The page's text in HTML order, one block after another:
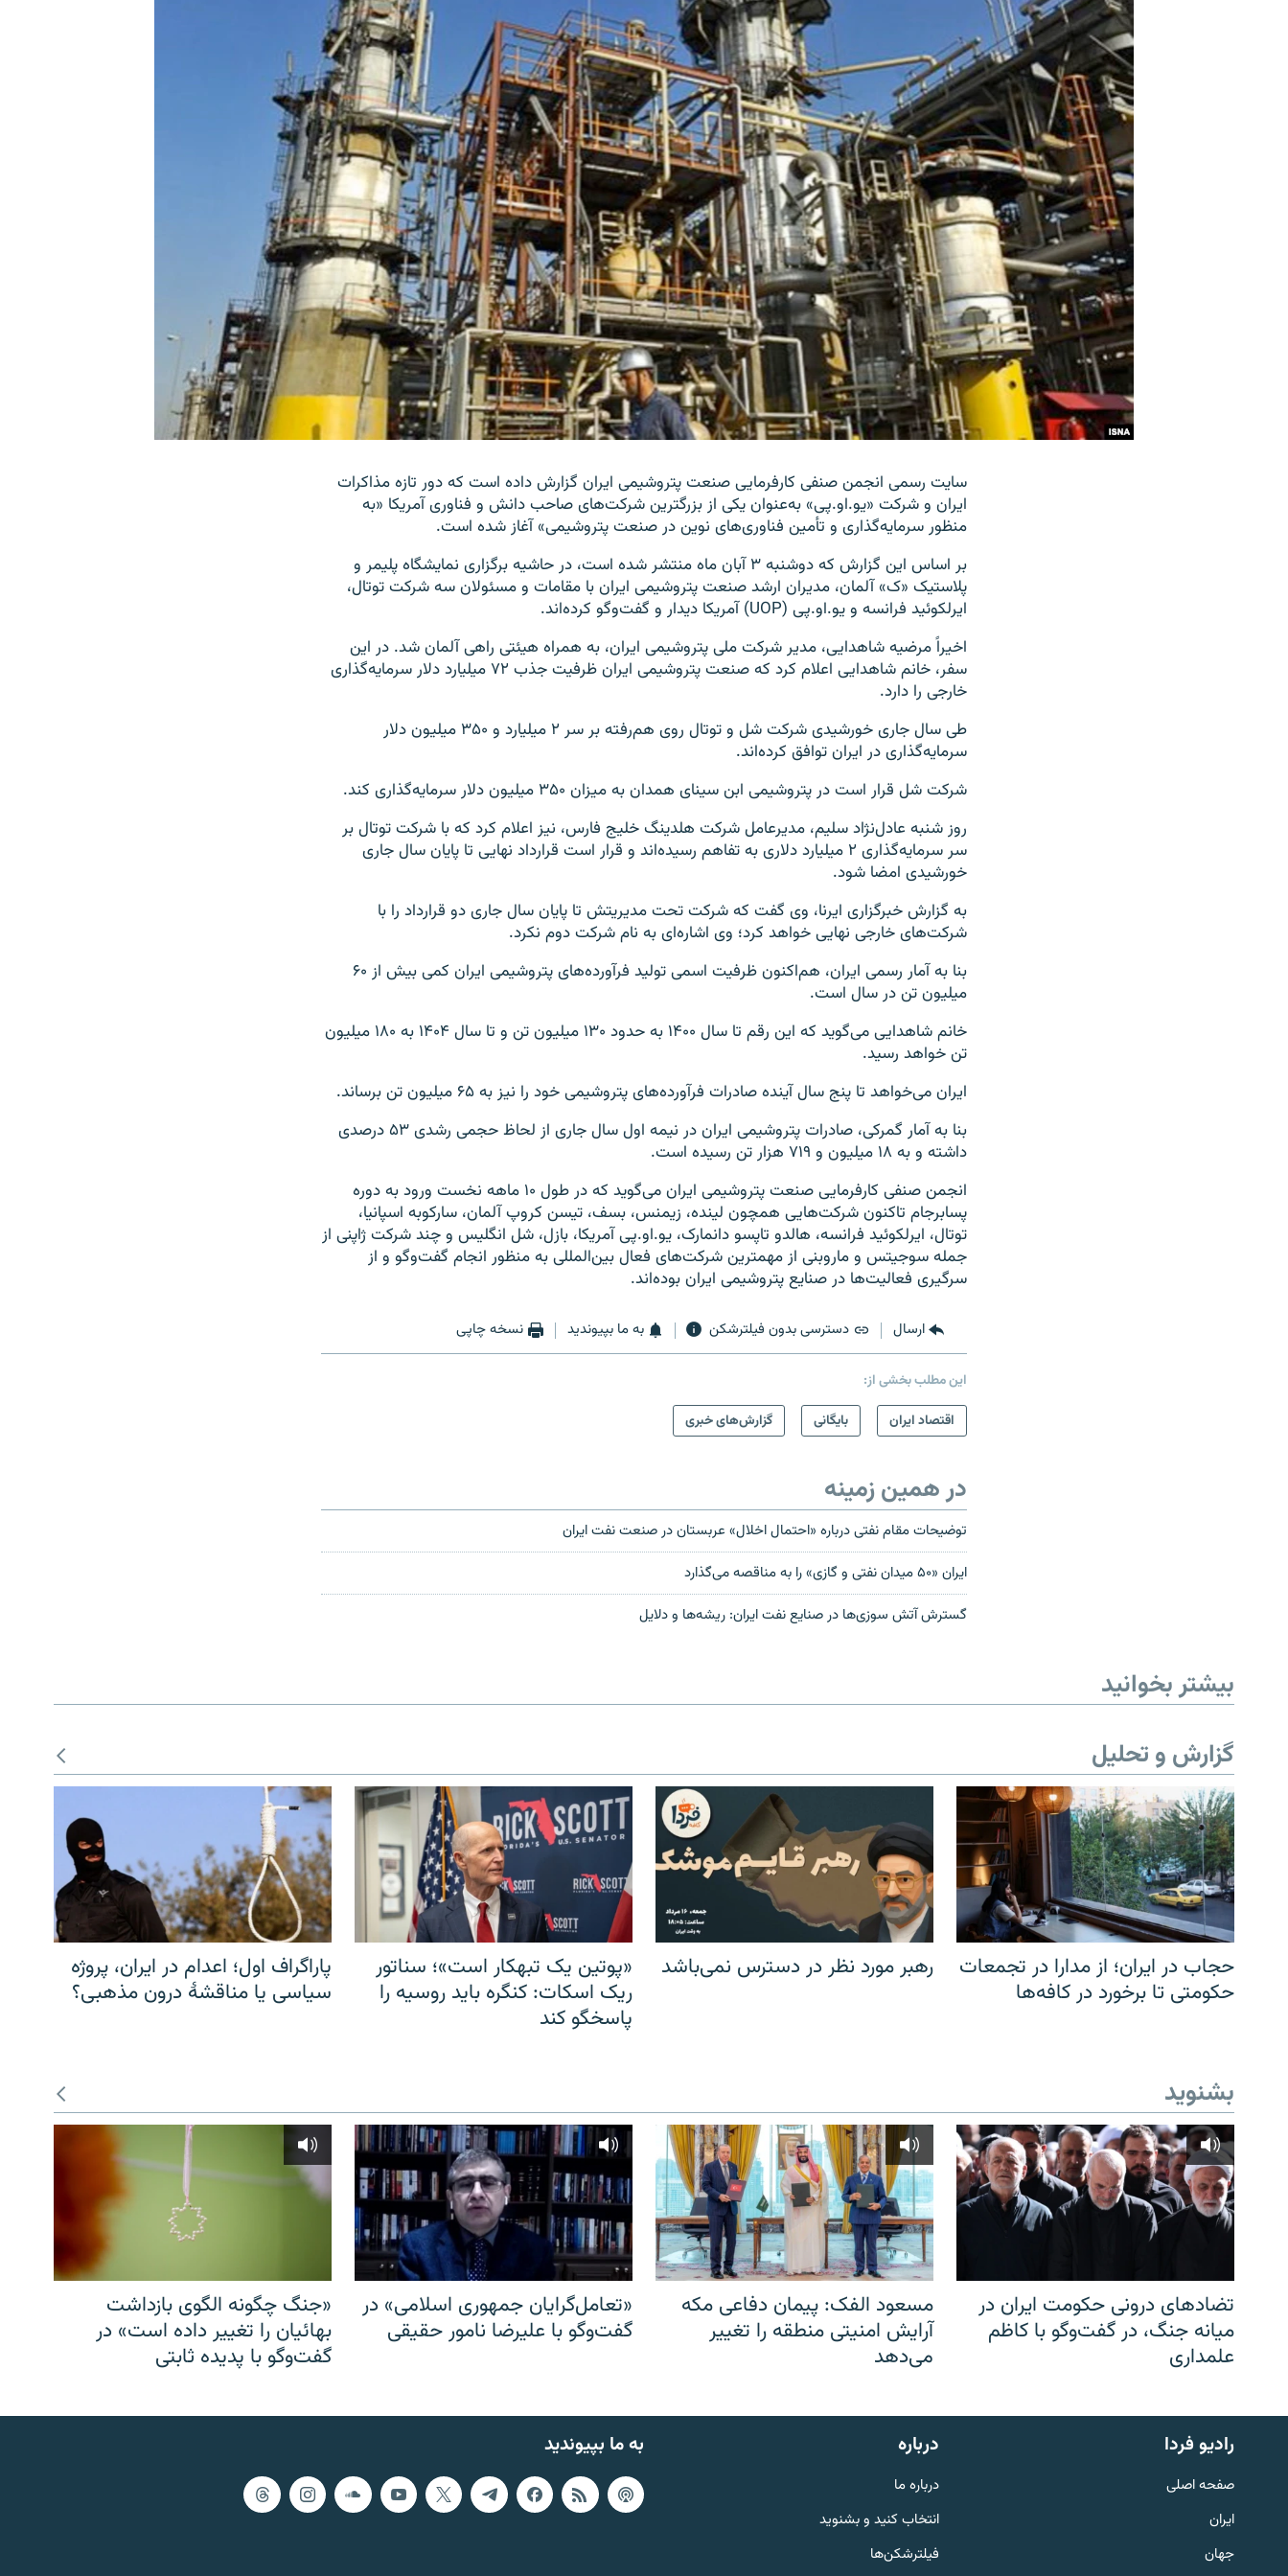
English
به ما بپیوندید
سایت رسمی انجمن صنفی کارفرمایی صنعت پتروشیمی ایران گزارش داده است که دور تازه مذاکرات
ایران و شرکت «یو.او.پی» به‌عنوان یکی از بزرگترین شرکت‌های صاحب دانش و فناوری آمریکا «به
منظور سرمایه‌گذاری و تأمین فناوری‌های نوین در صنعت پتروشیمی» آغاز شده است.
بر اساس این گزارش که دوشنبه ۳ آبان ماه منتشر شده است، در حاشیه برگزاری نمایشگاه پلیمر و
پلاستیک «ک» آلمان، مدیران ارشد صنعت پتروشیمی ایران با مقامات و مسئولان سه شرکت توتال،
ایرلکوئید فرانسه و یو.او.پی (UOP) آمریکا دیدار و گفت‌وگو کرده‌اند.
اخیراً مرضیه شاهدایی، مدیر شرکت ملی پتروشیمی ایران، به همراه هیئتی راهی آلمان شد. در این
سفر، خانم شاهدایی اعلام کرد که صنعت پتروشیمی ایران ظرفیت جذب ۷۲ میلیارد دلار سرمایه‌گذاری
خارجی را دارد.
طی سال جاری خورشیدی شرکت شل و توتال روی هم‌رفته بر سر ۲ میلیارد و ۳۵۰ میلیون دلار
سرمایه‌گذاری در ایران توافق کرده‌اند.
شرکت شل قرار است در پتروشیمی ابن سینای همدان به میزان ۳۵۰ میلیون دلار سرمایه‌گذاری کند.
روز شنبه عادل‌نژاد سلیم، مدیرعامل شرکت هلدینگ خلیج فارس، نیز اعلام کرد که با شرکت توتال بر
سر سرمایه‌گذاری ۲ میلیارد دلاری به تفاهم رسیده‌اند و قرار است قرارداد نهایی تا پایان سال جاری
خورشیدی امضا شود.
به گزارش خبرگزاری ایرنا، وی گفت که شرکت تحت مدیریتش تا پایان سال جاری دو قرارداد را با
شرکت‌های خارجی نهایی خواهد کرد؛ وی اشاره‌ای به نام شرکت دوم نکرد.
بنا به آمار رسمی ایران، هم‌اکنون ظرفیت اسمی تولید فرآورده‌های پتروشیمی ایران کمی بیش از ۶۰
میلیون تن در سال است.
خانم شاهدایی می‌گوید که این رقم تا سال ۱۴۰۰ به حدود ۱۳۰ میلیون تن و تا سال ۱۴۰۴ به ۱۸۰ میلیون
تن خواهد رسید.
ایران می‌خواهد تا پنج سال آینده صادرات فرآورده‌های پتروشیمی خود را نیز به ۶۵ میلیون تن برساند.
بنا به آمار گمرکی، صادرات پتروشیمی ایران در نیمه اول سال جاری از لحاظ حجمی رشدی ۵۳ درصدی
داشته و به ۱۸ میلیون و ۷۱۹ هزار تن رسیده است.
انجمن صنفی کارفرمایی صنعت پتروشیمی ایران می‌گوید که در طول ۱۰ ماهه نخست ورود به دوره
پسابرجام تاکنون شرکت‌هایی همچون لینده، زیمنس، بسف، تیسن کروپ آلمان، سارکوبه اسپانیا،
توتال، ایرلکوئید فرانسه، هالدو تاپسو دانمارک، یو.او.پی آمریکا، بازل، شل انگلیس و چند شرکت ژاپنی از
جمله سوجیتس و ماروبنی از مهمترین شرکت‌های فعال بین‌المللی به منظور انجام گفت‌وگو و از
سرگیری فعالیت‌ها در صنایع پتروشیمی ایران بوده‌اند.
ارسال دسترسی بدون فیلترشکن به ما بپیوندید نسخه چاپی
این مطلب بخشی از:
اقتصاد ایران
بایگانی گزارش‌های خبری
در همین زمینه
توضیحات مقام نفتی درباره «احتمال اخلال» عربستان در صنعت نفت ایران
ایران «۵۰ میدان نفتی و گازی» را به مناقصه می‌گذارد
گسترش آتش سوزی‌ها در صنایع نفت ایران: ریشه‌ها و دلایل
بیشتر بخوانید
گزارش و تحلیل
حجاب در ایران؛ از مدارا در تجمعات
حکومتی تا برخورد در کافه‌ها
رهبر مورد نظر در دسترس نمی‌باشد
«پوتین یک تبهکار است»؛ سناتور
ریک اسکات: کنگره باید روسیه را
پاسخگو کند
پاراگراف اول؛ اعدام در ایران، پروژه
سیاسی یا مناقشهٔ درون مذهبی؟
بشنوید
تضادهای درونی حکومت ایران در
میانه جنگ، در گفت‌‌وگو با کاظم
علمداری
مسعود الفک: پیمان دفاعی مکه
آرایش امنیتی منطقه را تغییر
می‌دهد
«تعامل‌گرایان جمهوری اسلامی» در
گفت‌وگو با علیرضا نامور حقیقی
«جنگ چگونه الگوی بازداشت
بهائیان را تغییر داده است» در
گفت‌وگو با پدیده ثابتی
به ما بپیوندید رادیو فردا
صفحه اصلی
ایران
جهان
درباره
درباره ما
انتخاب کنید و بشنوید
فیلترشکن‌ها